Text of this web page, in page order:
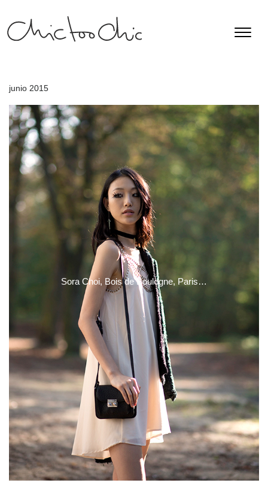
junio 2015
Sora Choi, Bois de Boulogne, Paris…